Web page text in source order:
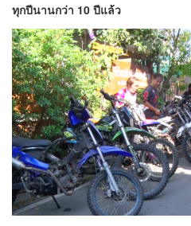
ทุกปีนานกว่า 10 ปีแล้ว